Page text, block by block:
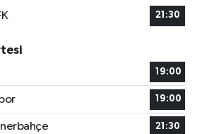
21:30
19:00
19:00
21:30